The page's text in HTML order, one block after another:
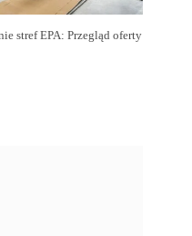
stref EPA: Przegląd oferty